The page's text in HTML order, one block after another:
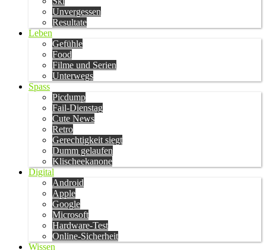
Unvergessen
Resultate
Leben
Gefühle
Food
Filme und Serien
Unterwegs
Spass
Picdump
Fail-Dienstag
Cute News
Retro
Gerechtigkeit siegt
Dumm gelaufen
Klischeekanone
Digital
Android
Apple
Google
Microsoft
Hardware-Test
Online-Sicherheit
Wissen